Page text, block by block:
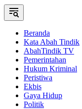
Beranda
Kata Abah Tindik
AbahTindik TV
Pemerintahan
Hukum Kriminal
Peristiwa
Ekbis
Gaya Hidup
Politik